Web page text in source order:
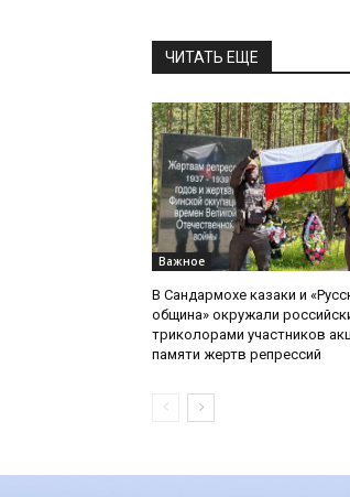
ЧИТАТЬ ЕЩЕ
Важное
В Сандармохе казаки и
община» окружали
триколорами участников
памяти жертв репрессий